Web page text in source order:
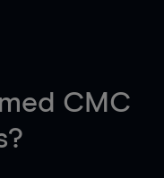
med CMC